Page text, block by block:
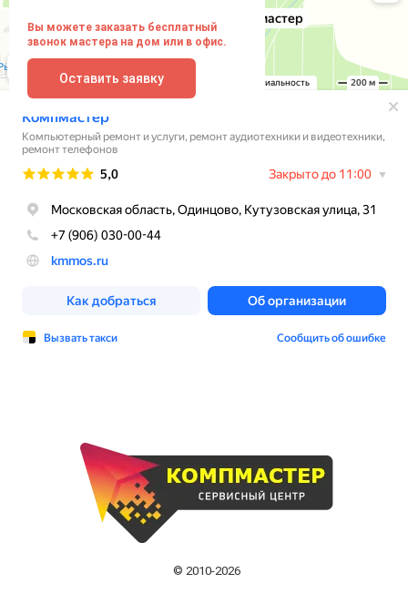
Вы можете заказать бесплатный
звонок мастера на дом или в офис.
Оставить заявку
© 2010-2026